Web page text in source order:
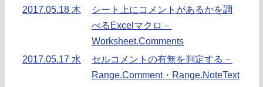
2017.05.18 木
シート上にコメントがあるかを調
べるExcelマクロ－
Worksheet.Comments
2017.05.17 水
セルコメントの有無を判定する－
Range.Comment・Range.NoteText